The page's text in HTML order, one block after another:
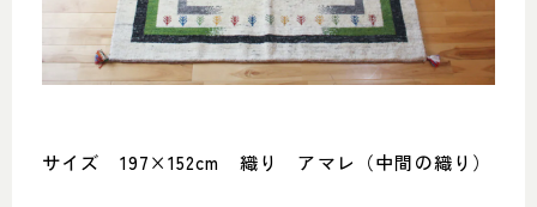
サイズ 197×152cm 織り アマレ（中間の織り）